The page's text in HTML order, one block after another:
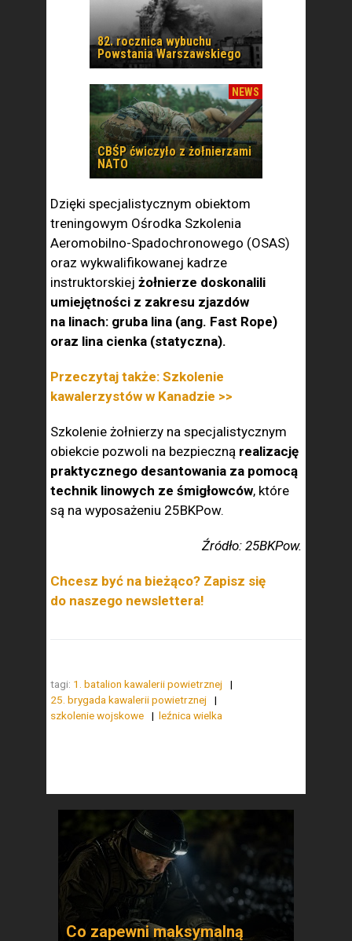
82. rocznica wybuchu
Powstania Warszawskiego
NEWS
CBŚP ćwiczyło z żołnierzami
NATO
Dzięki specjalistycznym obiektom
treningowym Ośrodka Szkolenia
Aeromobilno-Spadochronowego (OSAS)
oraz wykwalifikowanej kadrze
instruktorskiej żołnierze doskonalili
umiejętności z zakresu zjazdów
na linach: gruba lina (ang. Fast Rope)
oraz lina cienka (statyczna).
Przeczytaj także: Szkolenie
kawalerzystów w Kanadzie >>
Szkolenie żołnierzy na specjalistycznym
obiekcie pozwoli na bezpieczną realizację
praktycznego desantowania za pomocą
technik linowych ze śmigłowców, które
są na wyposażeniu 25BKPow.
Źródło: 25BKPow.
Chcesz być na bieżąco? Zapisz się
do naszego newslettera!
tagi: 1. batalion kawalerii powietrznej
25. brygada kawalerii powietrznej
szkolenie wojskowe
leźnica wielka
Co zapewni maksymalną